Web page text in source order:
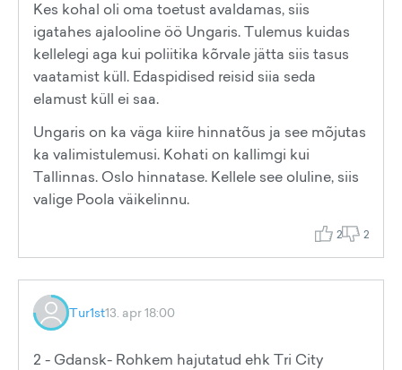
Kes kohal oli oma toetust avaldamas, siis
igatahes ajalooline öö Ungaris. Tulemus kuidas
kellelegi aga kui poliitika kõrvale jätta siis tasus
vaatamist küll. Edaspidised reisid siia seda
elamust küll ei saa.
Ungaris on ka väga kiire hinnatõus ja see mõjutas
ka valimistulemusi. Kohati on kallimgi kui
Tallinnas. Oslo hinnatase. Kellele see oluline, siis
valige Poola väikelinnu.
2 2
Tur1st13. apr 18:00
2 - Gdansk- Rohkem hajutatud ehk Tri City